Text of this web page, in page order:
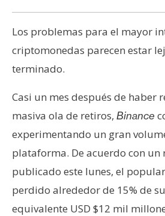
A
l
s
i
s
N
o
t
Los problemas para el mayor
criptomonedas parecen estar
terminado.
Casi un mes después de haber
masiva ola de retiros, Binance
experimentando un gran
plataforma. De acuerdo con un
publicado este lunes, el popular
perdido alrededor de 15% de
equivalente USD $12 mil